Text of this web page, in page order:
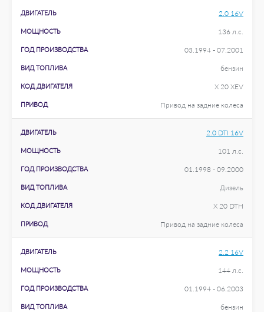
ДВИГАТЕЛЬ 2.0 16V
МОЩНОСТЬ 136 л.с.
ГОД ПРОИЗВОДСТВА 03.1994 - 07.2001
ВИД ТОПЛИВА бензин
КОД ДВИГАТЕЛЯ X 20 XEV
ПРИВОД Привод на задние колеса
ДВИГАТЕЛЬ 2.0 DTI 16V
МОЩНОСТЬ 101 л.с.
ГОД ПРОИЗВОДСТВА 01.1998 - 09.2000
ВИД ТОПЛИВА Дизель
КОД ДВИГАТЕЛЯ X 20 DTH
ПРИВОД Привод на задние колеса
ДВИГАТЕЛЬ 2.2 16V
МОЩНОСТЬ 144 л.с.
ГОД ПРОИЗВОДСТВА 01.1994 - 06.2003
ВИД ТОПЛИВА бензин